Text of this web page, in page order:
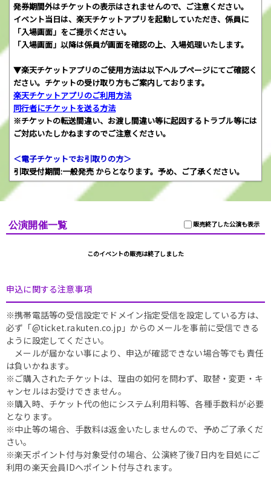
発券期間外はチケットの表示はされませんので、ご注意ください。
イベント当日は、楽天チケットアプリを起動していただき、係員に
「入場画面」をご提示ください。
「入場画面」以降は係員が画面を確認の上、入場処理いたします。
▼楽天チケットアプリのご使用方法は以下ヘルプページにてご確認く
ださい。チケットの受け取り方もご案内しております。
楽天チケットアプリのご利用方法
同行者にチケットを送る方法
※チケットの転送間違い、お渡し間違い等に起因するトラブル等には
ご対応いたしかねますのでご注意ください。
＜電子チケットでお引取りの方＞
引取受付期間:一般発売 からとなります。予め、ご了承ください。
販売終了した公演も表示
公演開催一覧
このイベントの販売は終了しました
申込に関する注意事項
※携帯電話等の受信設定でドメイン指定受信を設定している方は、
必ず「@ticket.rakuten.co.jp」からのメールを事前に受信できる
ように設定してください。
メールが届かない事により、申込が確認できない場合等でも責任
は負いかねます。
※ご購入されたチケットは、理由の如何を問わず、取替・変更・キ
ャンセルはお受けできません。
※購入時、チケット代の他にシステム利用料等、各種手数料が必要
となります。
※中止等の場合、手数料は返金いたしませんので、予めご了承くだ
さい。
※楽天ポイント付与対象受付の場合、公演終了後7日内を目処にご
利用の楽天会員IDへポイント付与されます。